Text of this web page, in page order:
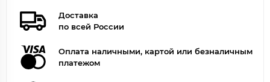
Доставка
по всей России
Оплата наличными, картой или безналичным
платежом